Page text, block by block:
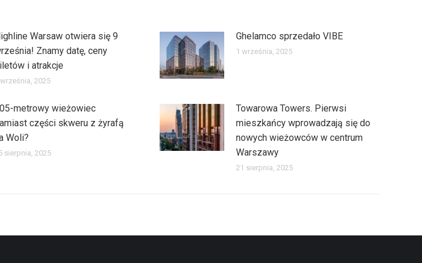
Warsaw otwiera się 9
Znamy datę, ceny
i atrakcje
2025
Ghelamco sprzedało VIBE
1 września, 2025
metrowy wieżowiec
części skweru z żyrafą
Woli?
sierpnia, 2025
Towarowa Towers. Pierwsi
mieszkańcy wprowadzają się do
nowych wieżowców w centrum
Warszawy
21 sierpnia, 2025